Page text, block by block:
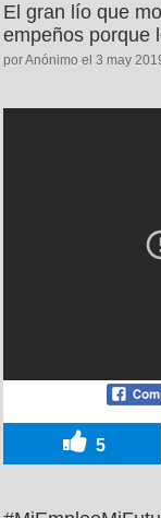
El gran lío que
empeños porque
por Anónimo el 3 may
5